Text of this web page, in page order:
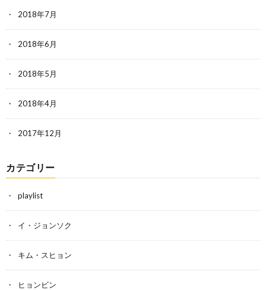
2018年7月
2018年6月
2018年5月
2018年4月
2017年12月
カテゴリー
playlist
イ・ジョンソク
キム・スヒョン
ヒョンビン